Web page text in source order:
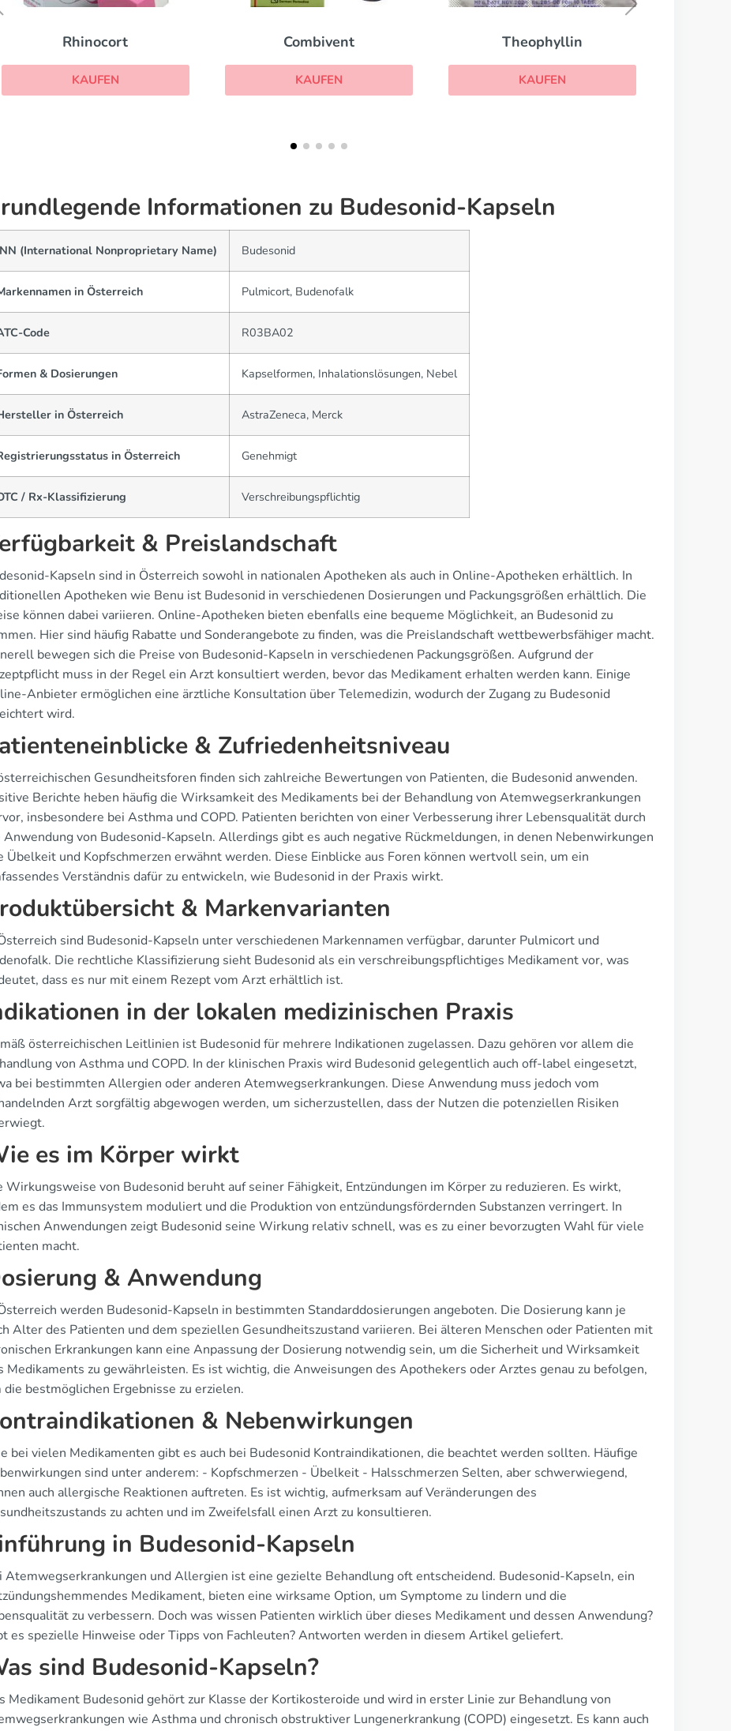
Combivent
KAUFEN
Theophyllin
KAUFEN
KAUFEN
Informationen zu Budesonid-Kapseln
(International Nonproprietary Name) Budesonid
in Österreich Pulmicort, Budenofalk
Code R03BA02
& Dosierungen Kapselformen, Inhalationslösungen, Nebel
in Österreich AstraZeneca, Merck
in Österreich Genehmigt
/ Rx-Klassifizierung Verschreibungspflichtig
& Preislandschaft
Kapseln sind in Österreich sowohl in nationalen Apotheken als auch in Online-Apotheken erhältlich. In
Apotheken wie Benu ist Budesonid in verschiedenen Dosierungen und Packungsgrößen erhältlich. Die
können dabei variieren. Online-Apotheken bieten ebenfalls eine bequeme Möglichkeit, an Budesonid zu
Hier sind häufig Rabatte und Sonderangebote zu finden, was die Preislandschaft wettbewerbsfähiger macht.
bewegen sich die Preise von Budesonid-Kapseln in verschiedenen Packungsgrößen. Aufgrund der
muss in der Regel ein Arzt konsultiert werden, bevor das Medikament erhalten werden kann. Einige
Anbieter ermöglichen eine ärztliche Konsultation über Telemedizin, wodurch der Zugang zu Budesonid
wird.
& Zufriedenheitsniveau
Gesundheitsforen finden sich zahlreiche Bewertungen von Patienten, die Budesonid anwenden.
Berichte heben häufig die Wirksamkeit des Medikaments bei der Behandlung von Atemwegserkrankungen
insbesondere bei Asthma und COPD. Patienten berichten von einer Verbesserung ihrer Lebensqualität durch
Anwendung von Budesonid-Kapseln. Allerdings gibt es auch negative Rückmeldungen, in denen Nebenwirkungen
Übelkeit und Kopfschmerzen erwähnt werden. Diese Einblicke aus Foren können wertvoll sein, um ein
Verständnis dafür zu entwickeln, wie Budesonid in der Praxis wirkt.
& Markenvarianten
sind Budesonid-Kapseln unter verschiedenen Markennamen verfügbar, darunter Pulmicort und
Die rechtliche Klassifizierung sieht Budesonid als ein verschreibungspflichtiges Medikament vor, was
dass es nur mit einem Rezept vom Arzt erhältlich ist.
in der lokalen medizinischen Praxis
österreichischen Leitlinien ist Budesonid für mehrere Indikationen zugelassen. Dazu gehören vor allem die
von Asthma und COPD. In der klinischen Praxis wird Budesonid gelegentlich auch off-label eingesetzt,
bei bestimmten Allergien oder anderen Atemwegserkrankungen. Diese Anwendung muss jedoch vom
Arzt sorgfältig abgewogen werden, um sicherzustellen, dass der Nutzen die potenziellen Risiken
es im Körper wirkt
Wirkungsweise von Budesonid beruht auf seiner Fähigkeit, Entzündungen im Körper zu reduzieren. Es wirkt,
es das Immunsystem moduliert und die Produktion von entzündungsfördernden Substanzen verringert. In
Anwendungen zeigt Budesonid seine Wirkung relativ schnell, was es zu einer bevorzugten Wahl für viele
macht.
& Anwendung
werden Budesonid-Kapseln in bestimmten Standarddosierungen angeboten. Die Dosierung kann je
Alter des Patienten und dem speziellen Gesundheitszustand variieren. Bei älteren Menschen oder Patienten mit
Erkrankungen kann eine Anpassung der Dosierung notwendig sein, um die Sicherheit und Wirksamkeit
Medikaments zu gewährleisten. Es ist wichtig, die Anweisungen des Apothekers oder Arztes genau zu befolgen,
die bestmöglichen Ergebnisse zu erzielen.
& Nebenwirkungen
bei vielen Medikamenten gibt es auch bei Budesonid Kontraindikationen, die beachtet werden sollten. Häufige
sind unter anderem: - Kopfschmerzen - Übelkeit - Halsschmerzen Selten, aber schwerwiegend,
auch allergische Reaktionen auftreten. Es ist wichtig, aufmerksam auf Veränderungen des
zu achten und im Zweifelsfall einen Arzt zu konsultieren.
in Budesonid-Kapseln
Atemwegserkrankungen und Allergien ist eine gezielte Behandlung oft entscheidend. Budesonid-Kapseln, ein
Medikament, bieten eine wirksame Option, um Symptome zu lindern und die
zu verbessern. Doch was wissen Patienten wirklich über dieses Medikament und dessen Anwendung?
es spezielle Hinweise oder Tipps von Fachleuten? Antworten werden in diesem Artikel geliefert.
sind Budesonid-Kapseln?
Medikament Budesonid gehört zur Klasse der Kortikosteroide und wird in erster Linie zur Behandlung von
wie Asthma und chronisch obstruktiver Lungenerkrankung (COPD) eingesetzt. Es kann auch